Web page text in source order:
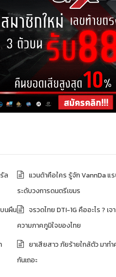
ล
แวนด้าคือใคร รู้จัก VannDa แ
ระดับวงการดนตรีเขมร
นผืน
จรวดไทย DTI-1G คืออะไร ? เ
ความภาคภูมิใจของไทย
ยาเสียสาว ภัยร้ายใกล้ตัว มาท
กันเถอะ